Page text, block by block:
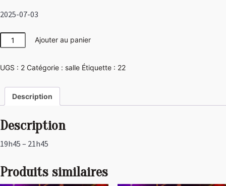
2025-07-03
quantité
de
Ajouter au panier
UGS : 2 Catégorie : salle Étiquette : 22
Description
Description
19h45 – 21h45
Produits similaires